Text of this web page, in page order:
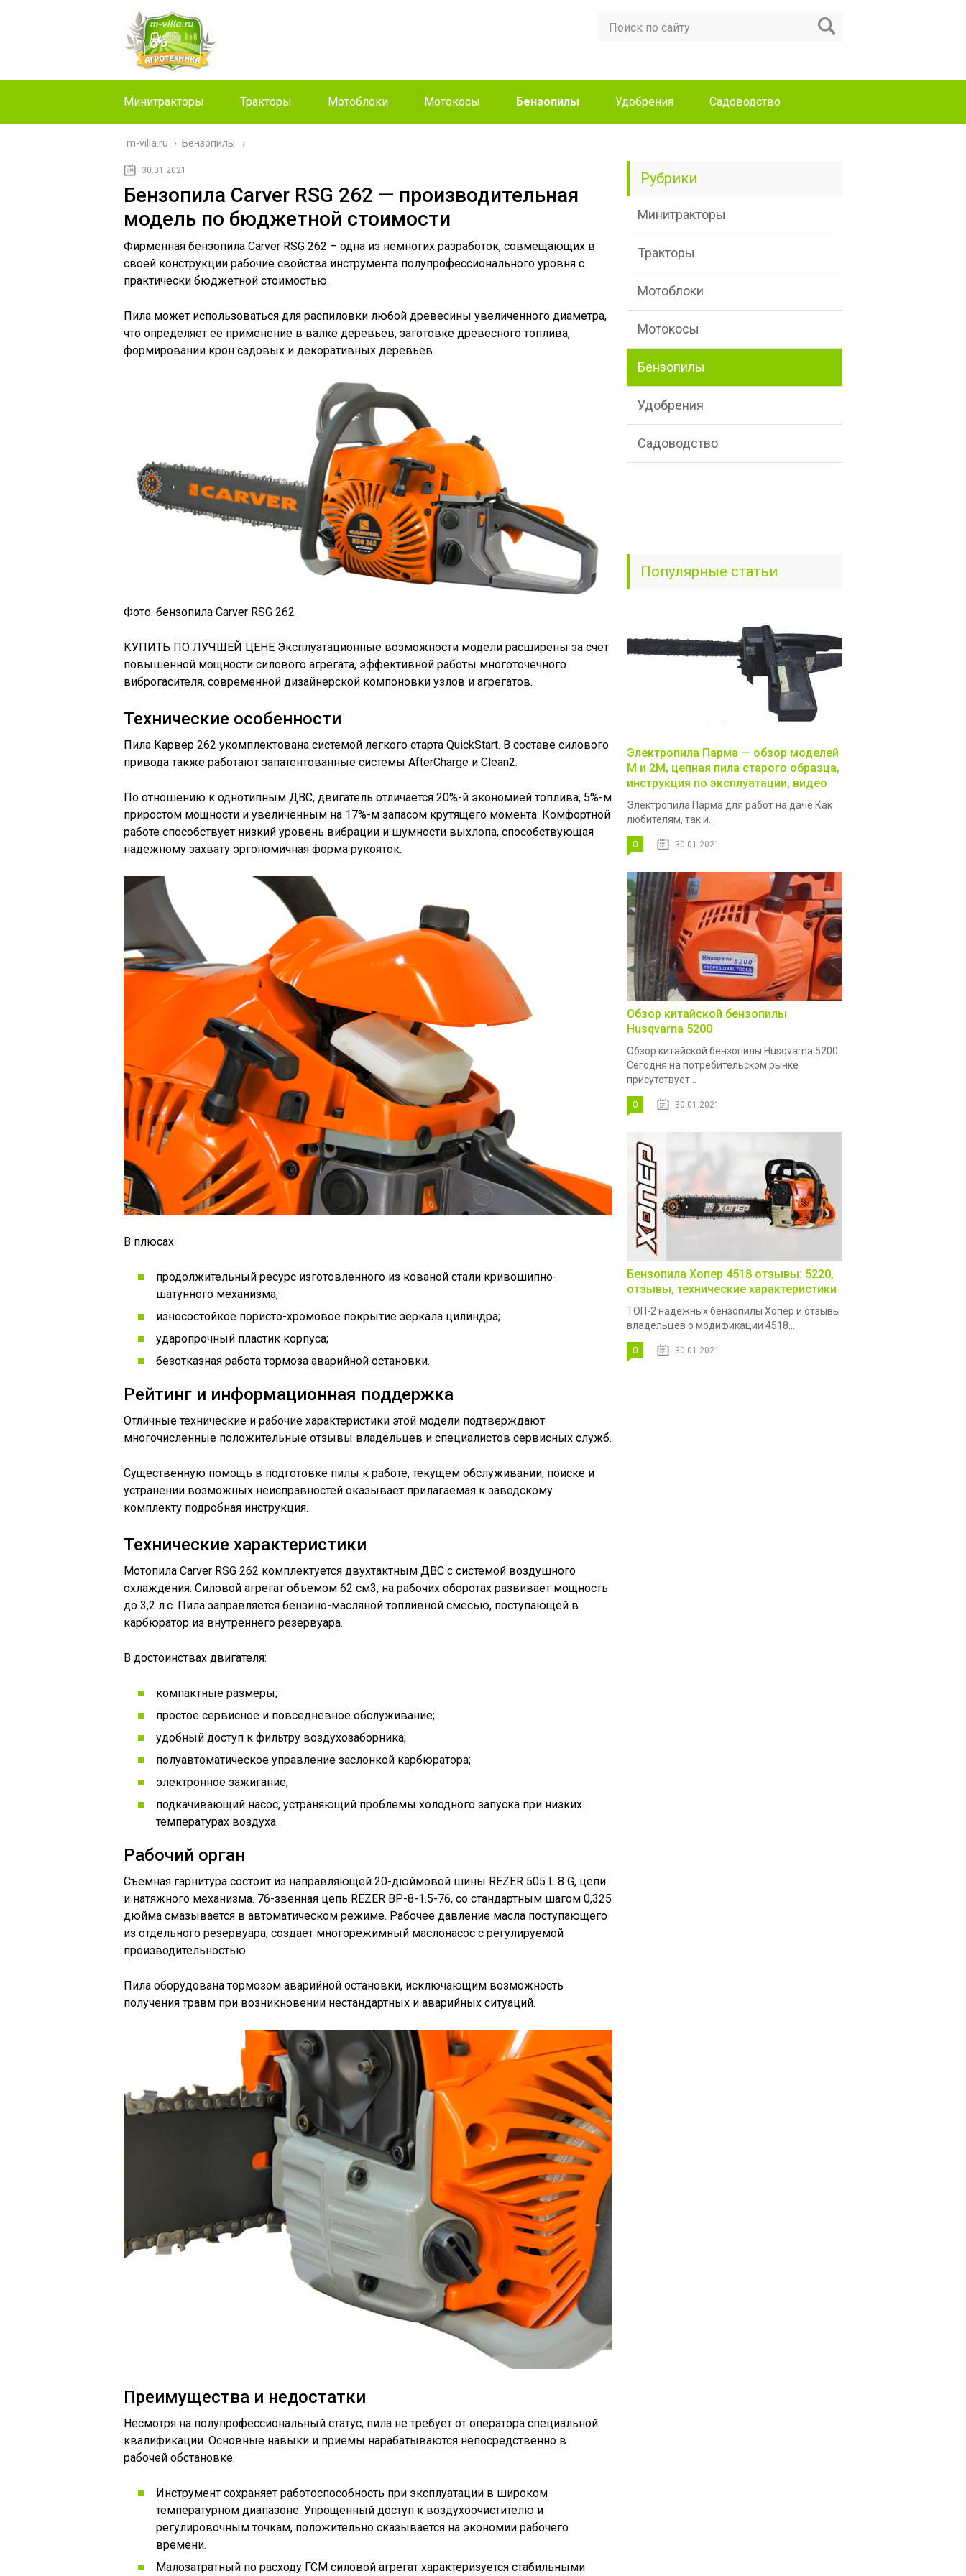
Минитракторы Тракторы Мотоблоки Мотокосы Бензопилы Удобрения Садоводство
m-villa.ru › Бензопилы
30.01.2021
Бензопила Carver RSG 262 — производительная
модель по бюджетной стоимости
Фирменная бензопила Carver RSG 262 – одна из немногих разработок, совмещающих в
своей конструкции рабочие свойства инструмента полупрофессионального уровня с
практически бюджетной стоимостью.
Пила может использоваться для распиловки любой древесины увеличенного диаметра,
что определяет ее применение в валке деревьев, заготовке древесного топлива,
формировании крон садовых и декоративных деревьев.
Фото: бензопила Carver RSG 262
КУПИТЬ ПО ЛУЧШЕЙ ЦЕНЕ Эксплуатационные возможности модели расширены за счет
повышенной мощности силового агрегата, эффективной работы многоточечного
виброгасителя, современной дизайнерской компоновки узлов и агрегатов.
Технические особенности
Пила Карвер 262 укомплектована системой легкого старта QuickStart. В составе силового
привода также работают запатентованные системы AfterCharge и Clean2.
По отношению к однотипным ДВС, двигатель отличается 20%-й экономией топлива, 5%-м
приростом мощности и увеличенным на 17%-м запасом крутящего момента. Комфортной
работе способствует низкий уровень вибрации и шумности выхлопа, способствующая
надежному захвату эргономичная форма рукояток.
В плюсах:
продолжительный ресурс изготовленного из кованой стали кривошипно-
шатунного механизма;
износостойкое пористо-хромовое покрытие зеркала цилиндра;
ударопрочный пластик корпуса;
безотказная работа тормоза аварийной остановки.
Рейтинг и информационная поддержка
Отличные технические и рабочие характеристики этой модели подтверждают
многочисленные положительные отзывы владельцев и специалистов сервисных служб.
Существенную помощь в подготовке пилы к работе, текущем обслуживании, поиске и
устранении возможных неисправностей оказывает прилагаемая к заводскому
комплекту подробная инструкция.
Технические характеристики
Мотопила Carver RSG 262 комплектуется двухтактным ДВС с системой воздушного
охлаждения. Силовой агрегат объемом 62 см3, на рабочих оборотах развивает мощность
до 3,2 л.с. Пила заправляется бензино-масляной топливной смесью, поступающей в
карбюратор из внутреннего резервуара.
В достоинствах двигателя:
компактные размеры;
простое сервисное и повседневное обслуживание;
удобный доступ к фильтру воздухозаборника;
полуавтоматическое управление заслонкой карбюратора;
электронное зажигание;
подкачивающий насос, устраняющий проблемы холодного запуска при низких
температурах воздуха.
Рабочий орган
Съемная гарнитура состоит из направляющей 20-дюймовой шины REZER 505 L 8 G, цепи
и натяжного механизма. 76-звенная цепь REZER BP-8-1.5-76, со стандартным шагом 0,325
дюйма смазывается в автоматическом режиме. Рабочее давление масла поступающего
из отдельного резервуара, создает многорежимный маслонасос с регулируемой
производительностью.
Пила оборудована тормозом аварийной остановки, исключающим возможность
получения травм при возникновении нестандартных и аварийных ситуаций.
Преимущества и недостатки
Несмотря на полупрофессиональный статус, пила не требует от оператора специальной
квалификации. Основные навыки и приемы нарабатываются непосредственно в
рабочей обстановке.
Инструмент сохраняет работоспособность при эксплуатации в широком
температурном диапазоне. Упрощенный доступ к воздухоочистителю и
регулировочным точкам, положительно сказывается на экономии рабочего
времени.
Малозатратный по расходу ГСМ силовой агрегат характеризуется стабильными
Рубрики
Минитракторы
Тракторы
Мотоблоки
Мотокосы
Бензопилы
Удобрения
Садоводство
Популярные статьи
Электропила Парма — обзор моделей
М и 2М, цепная пила старого образца,
инструкция по эксплуатации, видео
Электропила Парма для работ на даче Как
любителям, так и...
0 30.01.2021
Обзор китайской бензопилы
Husqvarna 5200
Обзор китайской бензопилы Husqvarna 5200
Сегодня на потребительском рынке
присутствует...
0 30.01.2021
Бензопила Хопер 4518 отзывы: 5220,
отзывы, технические характеристики
ТОП-2 надежных бензопилы Хопер и отзывы
владельцев о модификации 4518...
0 30.01.2021